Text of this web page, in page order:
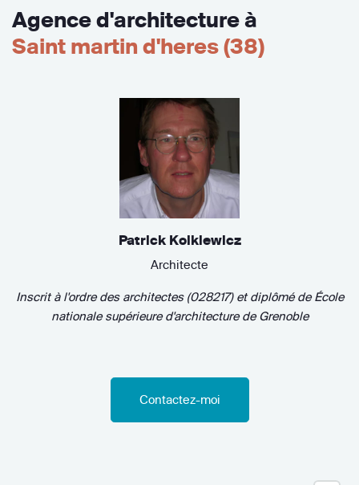
Agence d'architecture à
Saint martin d'heres (38)
Patrick Kolkiewicz
Architecte
Inscrit à l'ordre des architectes (028217) et diplômé deÉcole
nationale supérieure d'architecture de Grenoble
Contactez-moi